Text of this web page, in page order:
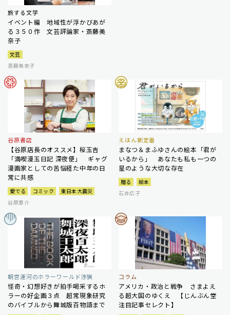
旅する文学
イベント編 地域性が浮かびあが
る３５０作 文芸評論家・斎藤美
奈子
文芸
斎藤美奈子
谷原書店
【谷原店長のオススメ】桜玉吉
「満喫漫玉日記 深夜便」 ギャグ
漫画家としての苦悩経た中年の日
常に共感
愛でる コミック
東日本大震災
谷原章介
えほん新定番
まなつ＆まふゆさんの絵本「君が
いるから」 あなたも私も一つの
星のような大切な存在
贈る
絵本
石井広子
朝宮運河のホラーワールド渉猟
怪奇・幻想好きが拍手喝采するホ
ラーの好企画３点 超常現象研究
のバイブルから舞城版百物語まで
コラム
アメリカ・政治と戦争 さまよえ
る超大国のゆくえ 【じんぶん堂
注目記事セレクト】